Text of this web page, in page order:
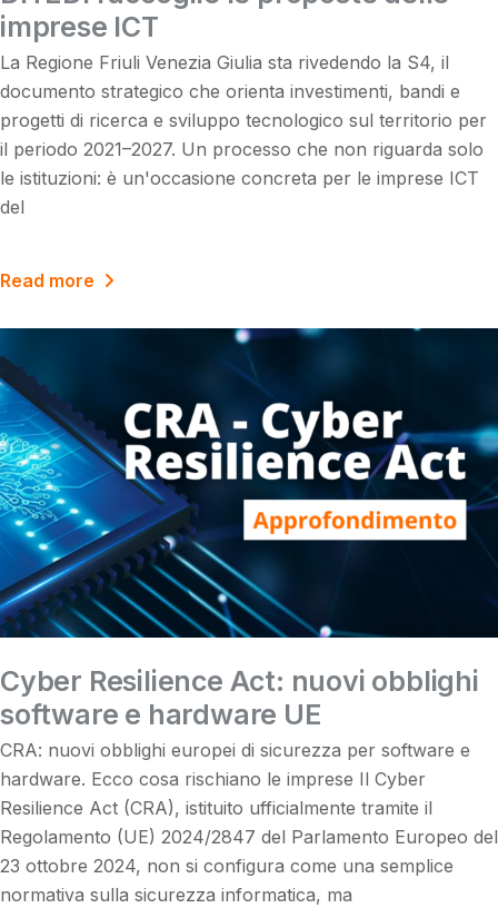
imprese ICT
La Regione Friuli Venezia Giulia sta rivedendo la S4, il
documento strategico che orienta investimenti, bandi e
progetti di ricerca e sviluppo tecnologico sul territorio per
il periodo 2021–2027. Un processo che non riguarda solo
le istituzioni: è un'occasione concreta per le imprese ICT
del
Read more
Cyber Resilience Act: nuovi obblighi
software e hardware UE
CRA: nuovi obblighi europei di sicurezza per software e
hardware. Ecco cosa rischiano le imprese Il Cyber
Resilience Act (CRA), istituito ufficialmente tramite il
Regolamento (UE) 2024/2847 del Parlamento Europeo del
23 ottobre 2024, non si configura come una semplice
normativa sulla sicurezza informatica, ma